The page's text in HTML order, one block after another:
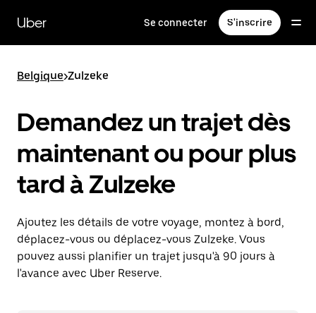
contenu
principal
Uber Se connecter S'inscrire
Belgique>Zulzeke
Demandez un trajet dès
maintenant ou pour plus
tard à Zulzeke
Ajoutez les détails de votre voyage, montez à bord,
déplacez-vous ou déplacez-vous Zulzeke. Vous
pouvez aussi planifier un trajet jusqu'à 90 jours à
l'avance avec Uber Reserve.